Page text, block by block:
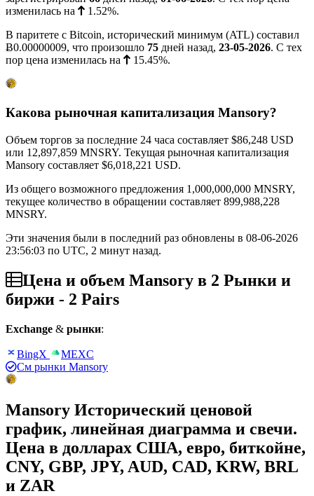
изменилась на
1.52%.
В паритете с Bitcoin, исторический минимум (ATL) составил
Ƀ0.00000009, что произошло 75 дней назад, 23-05-2026. С тех
пор цена изменилась на
15.45%.
Какова рыночная капитализация Mansory?
Объем торгов за последние 24 часа составляет $86,248 USD
или 12,897,859 MNSRY. Текущая рыночная капитализация
Mansory составляет $6,018,221 USD.
Из общего возможного предложения 1,000,000,000 MNSRY,
текущее количество в обращении составляет 899,988,228
MNSRY.
Эти значения были в последний раз обновлены в 08-06-2026
23:56:03 по UTC, 2 минут назад.
Цена и объем Mansory в 2 Рынки и
биржи - 2 Pairs
Exchange & рынки:
BingX
MEXC
См рынки Mansory
Mansory Исторический ценовой
график, линейная диаграмма и свечи.
Цена в долларах США, евро, биткойне,
CNY, GBP, JPY, AUD, CAD, KRW, BRL
и ZAR